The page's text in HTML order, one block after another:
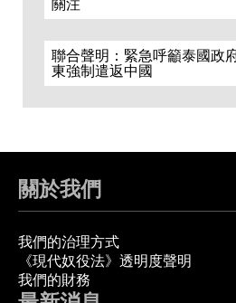
關注
聯合聲明：緊急呼籲泰國政
東強制遣返中國
關於我們
我們的治理方式
《現代奴役法》透明度聲明
我們的財務